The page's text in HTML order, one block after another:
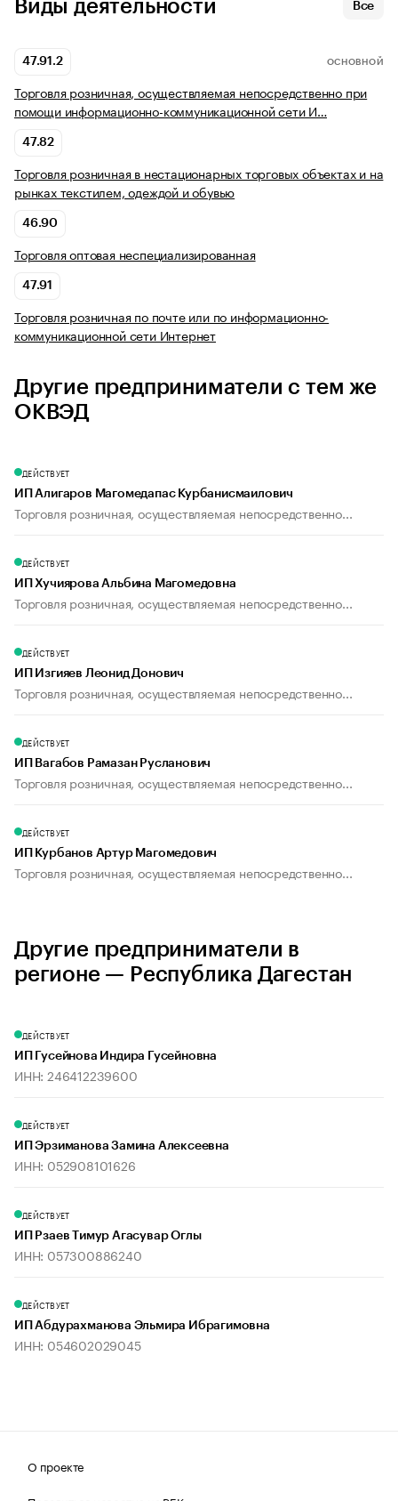
Виды деятельности Все
47.91.2 ОСНОВНОЙ
Торговля розничная, осуществляемая непосредственно при
помощи информационно-коммуникационной сети И…
47.82
Торговля розничная в нестационарных торговых объектах и на
рынках текстилем, одеждой и обувью
46.90
Торговля оптовая неспециализированная
47.91
Торговля розничная по почте или по информационно-
коммуникационной сети Интернет
Другие предприниматели с тем же
ОКВЭД
ДЕЙСТВУЕТ
ИП Алигаров Магомедапас Курбанисмаилович
Торговля розничная, осуществляемая непосредственно...
ДЕЙСТВУЕТ
ИП Хучиярова Альбина Магомедовна
Торговля розничная, осуществляемая непосредственно...
ДЕЙСТВУЕТ
ИП Изгияев Леонид Донович
Торговля розничная, осуществляемая непосредственно...
ДЕЙСТВУЕТ
ИП Вагабов Рамазан Русланович
Торговля розничная, осуществляемая непосредственно...
ДЕЙСТВУЕТ
ИП Курбанов Артур Магомедович
Торговля розничная, осуществляемая непосредственно...
Другие предприниматели в
регионе — Республика Дагестан
ДЕЙСТВУЕТ
ИП Гусейнова Индира Гусейновна
ИНН: 246412239600
ДЕЙСТВУЕТ
ИП Эрзиманова Замина Алексеевна
ИНН: 052908101626
ДЕЙСТВУЕТ
ИП Рзаев Тимур Агасувар Оглы
ИНН: 057300886240
ДЕЙСТВУЕТ
ИП Абдурахманова Эльмира Ибрагимовна
ИНН: 054602029045
О проекте